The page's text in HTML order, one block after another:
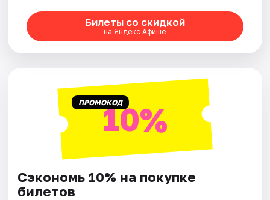
Билеты со скидкой
на Яндекс Афише
ПРОМОКОД10%
Сэкономь 10% на покупке
билетов